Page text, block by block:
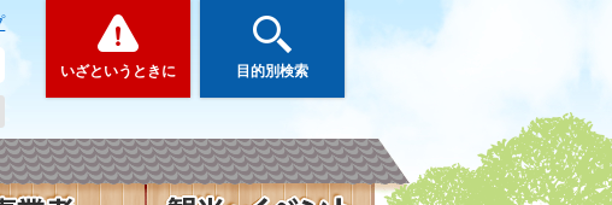
いざというときに 目的別検索